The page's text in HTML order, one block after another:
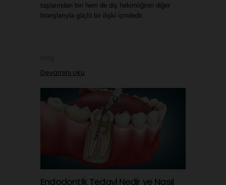
taşlarından biri hem de diş hekimliğinin diğer
branşlarıyla güçlü bir ilişki içindedir.
Devamını oku
Endodontik Tedavi Nedir ve Nasıl